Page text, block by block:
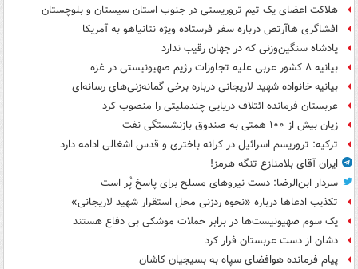
هلاکت اعضای یک تیم تروریستی در جنوب استان سیستان و بلوچستان
افشاگری هاآرتص درباره سفر فرستاده ویژه نتانیاهو به آمریکا
پادشاه سنگین‌وزنی که در جهان رقیب ندارد
بیانیه ۸ کشور عربی علیه تجاوزات رژیم صهیونیستی در غزه
بیانیه خانواده شهید لاریجانی درباره برخی گمانه‌زنی‌های رسانه‌ای
عربستان فرمانده ائتلاف دریایی چندملیتی را منصوب کرد
زیان بیش از ۱۰۰ همتی به صندوق‌ بازنشستگی نفت
ترکیه: تروریسم اسرائیل در کرانه باختری و قدس اشغالی ادامه دارد
ایران آقای بلامنازع تنگه هرمز!
سردار ابن‌الرضا: دست نیروهای مسلح برای پاسخ پُر است
تکذیب ادعاها درباره «نحوه ردزنی محل استقرار شهید لاریجانی»
یک‌ سوم صهیونیست‌ها در برابر حملات موشکی بی دفاع هستند
دشان از دست عربستان فرار کرد
پیام فرمانده هوافضای سپاه به بسیجیان کاشان